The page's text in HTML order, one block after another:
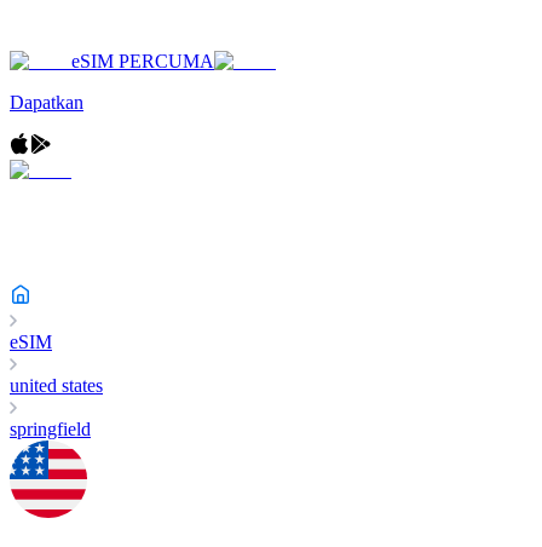
eSIM PERCUMA
Dapatkan
eSIM
united states
springfield